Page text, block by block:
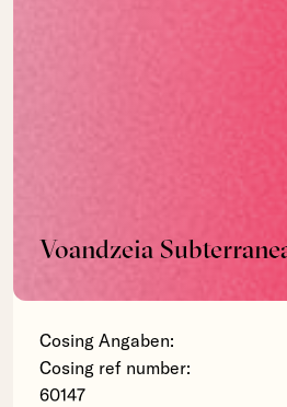
Voandzeia
Cosing Angaben:
Cosing ref number:
60147